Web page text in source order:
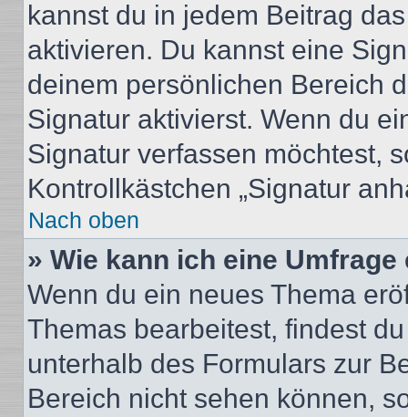
kannst du in jedem Beitrag
aktivieren. Du kannst eine
deinem persönlichen Bereich
Signatur aktivierst. Wenn du
Signatur verfassen möchtest,
Kontrollkästchen „Signatur
Nach oben
» Wie kann ich eine
Wenn du ein neues Thema
Themas bearbeitest, findest
unterhalb des Formulars zur
Bereich nicht sehen können,